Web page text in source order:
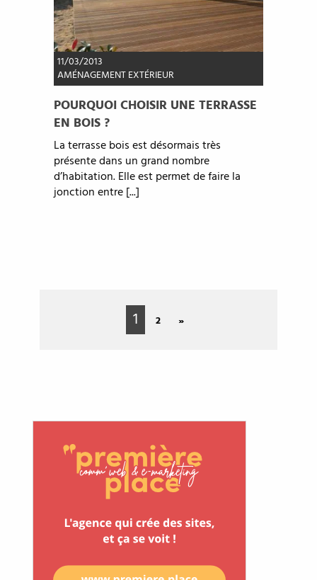
11/03/2013
AMÉNAGEMENT EXTÉRIEUR
POURQUOI CHOISIR UNE TERRASSE
EN BOIS ?
La terrasse bois est désormais très
présente dans un grand nombre
d’habitation. Elle est permet de faire la
jonction entre [...]
1 2 »